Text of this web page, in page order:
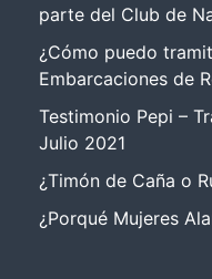
parte del Club de
¿Cómo puedo
Embarcaciones de
Testimonio Pepi –
Julio 2021
¿Timón de Caña o
¿Porqué Mujeres